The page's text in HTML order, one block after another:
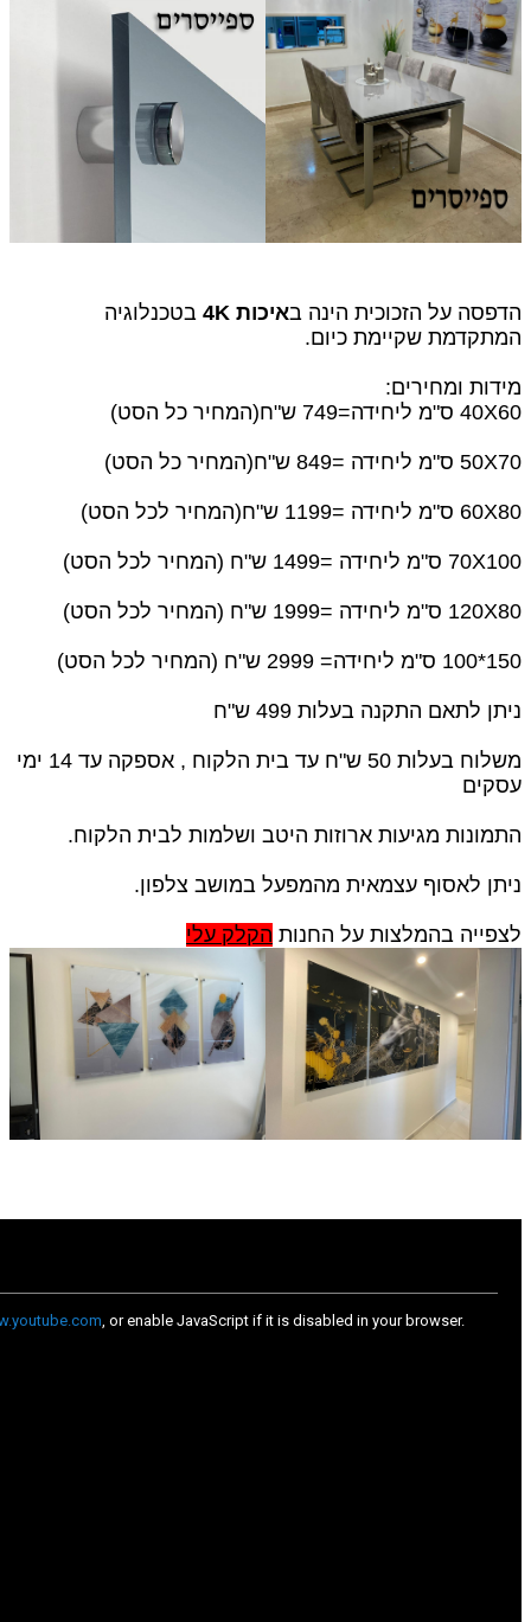
הדפסה על הזכוכית הינה באיכות 4K
בטכנלוגיה
המתקדמת שקיימת כיום.
מידות ומחירים:
40X60 ס"מ ליחידה=749 ש"ח
(המחיר כל הסט)
50X70 ס"מ ליחידה =849 ש"ח(המחיר כל הסט)
60X80 ס"מ ליחידה =1199 ש"ח(המחיר לכל הסט)
70X100 ס"מ ליחידה =1499 ש"ח (המחיר לכל הסט)
120X80 ס"מ ליחידה =1999 ש"ח (המחיר לכל הסט)
150*100 ס"מ ליחידה= 2999 ש"ח (המחיר לכל הסט)
ניתן לתאם התקנה בעלות 499 ש"ח
משלוח בעלות 50 ש"ח עד בית הלקוח , אספקה עד 14 ימי
עסקים
התמונות מגיעות ארוזות היטב ושלמות לבית הלקוח.
ניתן לאסוף עצמאית מהמפעל במושב צלפון.
לצפייה בהמלצות על החנות הקלק עלי